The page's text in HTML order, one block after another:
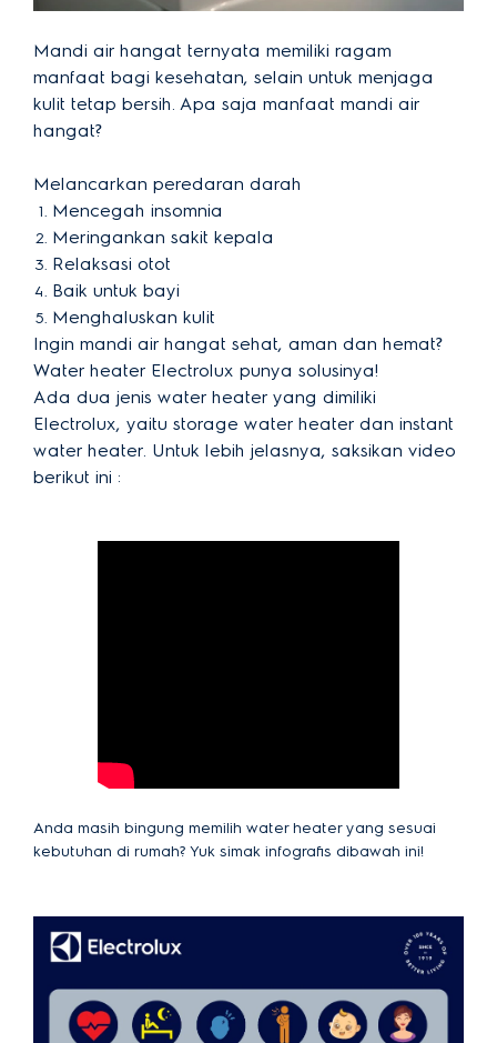
Mandi air hangat ternyata memiliki ragam
manfaat bagi kesehatan, selain untuk menjaga
kulit tetap bersih. Apa saja manfaat mandi air
hangat?
Melancarkan peredaran darah
Mencegah insomnia
Meringankan sakit kepala
Relaksasi otot
Baik untuk bayi
Menghaluskan kulit
Ingin mandi air hangat sehat, aman dan hemat?
Water heater Electrolux punya solusinya!
Ada dua jenis water heater yang dimiliki
Electrolux, yaitu storage water heater dan instant
water heater. Untuk lebih jelasnya, saksikan video
berikut ini :
Anda masih bingung memilih water heater yang sesuai
kebutuhan di rumah? Yuk simak infografis dibawah ini!